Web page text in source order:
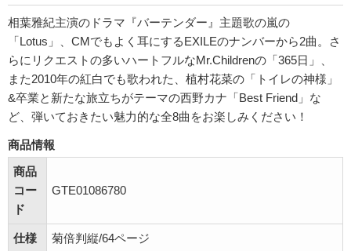
相葉雅紀主演のドラマ『バーテンダー』主題歌の嵐の
「Lotus」、CMでもよく耳にするEXILEのナンバーから2曲。さ
らにリクエストの多いハートフルなMr.Childrenの「365日」、
また2010年の紅白でも歌われた、植村花菜の「トイレの神様」
&卒業と新たな旅立ちがテーマの西野カナ「Best Friend」な
ど、弾いておきたい魅力的な全8曲をお楽しみください！
商品情報
商品
コー
ド
GTE01086780
仕様 菊倍判縦/64ページ